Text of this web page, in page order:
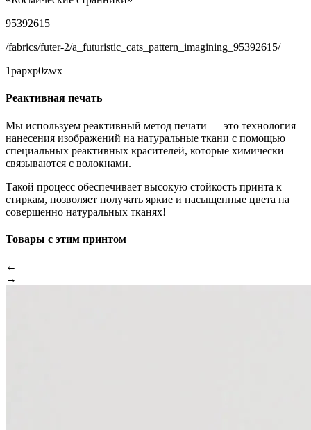
95392615
/fabrics/futer-2/a_futuristic_cats_pattern_imagining_95392615/
1papxp0zwx
Реактивная печать
Мы используем реактивный метод печати — это технология
нанесения изображений на натуральные ткани с помощью
специальных реактивных красителей, которые химически
связываются с волокнами.
Такой процесс обеспечивает высокую стойкость принта к
стиркам, позволяет получать яркие и насыщенные цвета на
совершенно натуральных тканях!
Товары с этим принтом
←
→